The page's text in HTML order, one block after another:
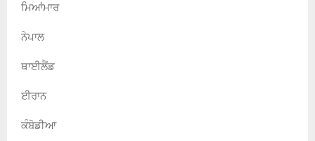
ਮਿਆਂਮਾਰ
ਨੇਪਾਲ
ਥਾਈਲੈਂਡ
ਈਰਾਨ
ਕੰਬੋਡੀਆ